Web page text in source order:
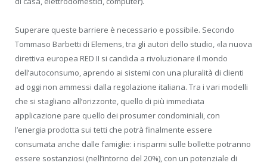
Superare queste barriere è necessario e possibile. Secondo
Tommaso Barbetti di Elemens, tra gli autori dello studio, «la nuova
direttiva europea RED II si candida a rivoluzionare il mondo
dell’autoconsumo, aprendo ai sistemi con una pluralità di clienti
ad oggi non ammessi dalla regolazione italiana. Tra i vari modelli
che si stagliano all’orizzonte, quello di più immediata
applicazione pare quello dei prosumer condominiali, con
l’energia prodotta sui tetti che potrà finalmente essere
consumata anche dalle famiglie: i risparmi sulle bollette potranno
essere sostanziosi (nell’intorno del 20%), con un potenziale di